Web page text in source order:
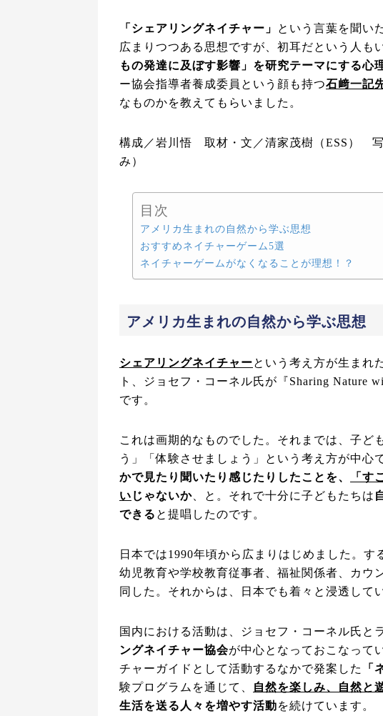
「シェアリングネイチャー」
という言葉を聞い
広まりつつある思想ですが、初耳だという人も
もの発達に及ぼす影響」を研究テーマにする心
ー協会指導者養成委員という顔も持つ石﨑一記
なものかを教えてもらいました。
構成／岩川悟 取材・文／清家茂樹（ESS）
み）
目次
アメリカ生まれの自然から学ぶ思想
おすすめネイチャーゲーム5選
ネイチャーゲームがなくなることが理想！？
アメリカ生まれの自然から学ぶ思想
シェアリングネイチャーという考え方が生まれ
ト、ジョセフ・コーネル氏が『Sharing Nature
です。
これは画期的なものでした。それまでは、子ど
う」「体験させましょう」という考え方が中心
かで見たり聞いたり感じたりしたことを、
「す
い じゃないか 、と。それで十分に子どもたちは
できる と提唱したのです。
日本では1990年頃から広まりはじめました。す
幼児教育や学校教育従事者、福祉関係者、カウ
同した。それからは、日本でも着々と浸透して
国内における活動は、ジョセフ・コーネル氏と
ングネイチャー協会が中心となっておこなって
チャーガイドとして活動するなかで発案した
「
験プログラムを通じて、
自然を楽しみ、自然と
生活を送る人々を増やす活動を続けています。